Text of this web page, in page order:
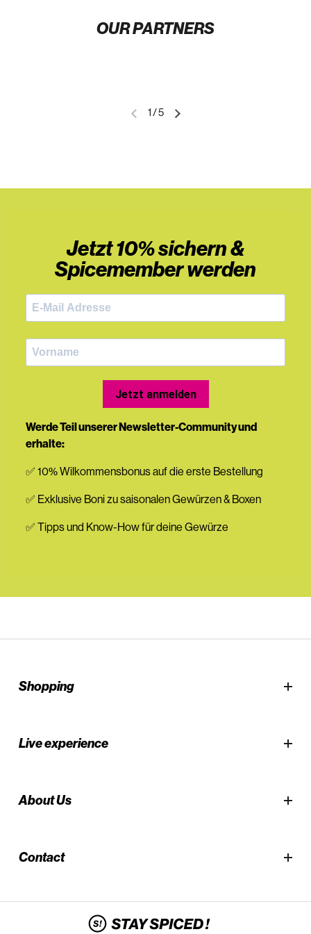
OUR PARTNERS
1 /5
Jetzt 10% sichern &
Spicemember werden
Jetzt anmelden
Werde Teil unserer Newsletter-Community und
erhalte:
✅ 10% Wilkommensbonus auf die erste Bestellung
✅ Exklusive Boni zu saisonalen Gewürzen & Boxen
✅ Tipps und Know-How für deine Gewürze
Shopping
Live experience
About Us
Contact